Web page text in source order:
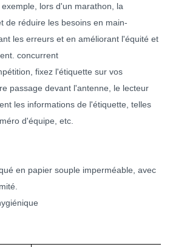
exemple, lors d'un marathon, la
de réduire les besoins en main-
les erreurs et en améliorant l'équité et
concurrent
fixez l'étiquette sur vos
passage devant l'antenne, le lecteur
les informations de l'étiquette, telles
d'équipe, etc.
en papier souple imperméable, avec